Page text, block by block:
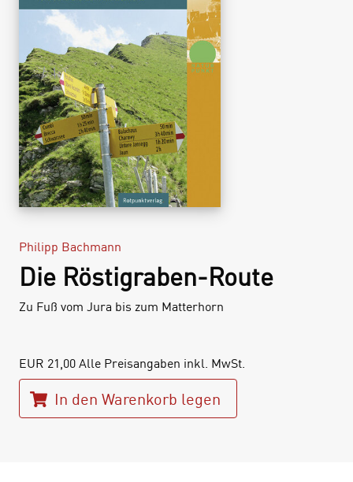
Philipp Bachmann
Die Röstigraben-Route
Zu Fuß vom Jura bis zum Matterhorn
EUR 21,00 Alle Preisangaben inkl. MwSt.
In den Warenkorb legen